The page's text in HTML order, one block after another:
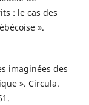
: le cas des
».
imaginées des
». Circula.